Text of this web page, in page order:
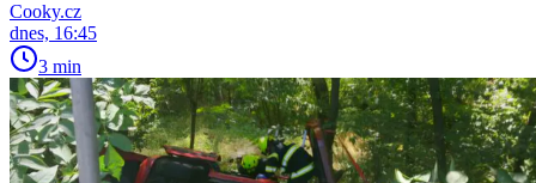
Cooky.cz
dnes, 16:45
3 min